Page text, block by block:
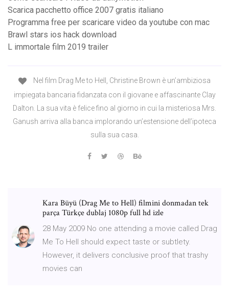
Scarica pacchetto office 2007 gratis italiano
Programma free per scaricare video da youtube con mac
Brawl stars ios hack download
L immortale film 2019 trailer
Nel film Drag Me to Hell, Christine Brown è un’ambiziosa
impiegata bancaria fidanzata con il giovane e affascinante Clay
Dalton. La sua vita è felice fino al giorno in cui la misteriosa Mrs.
Ganush arriva alla banca implorando un’estensione dell’ipoteca
sulla sua casa.
Kara Büyü (Drag Me to Hell) filmini donmadan tek
parça Türkçe dublaj 1080p full hd izle
28 May 2009 No one attending a movie called Drag
Me To Hell should expect taste or subtlety.
However, it delivers conclusive proof that trashy
movies can